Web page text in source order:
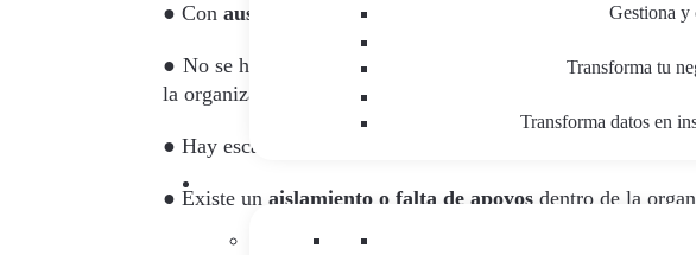
Gestiona y
Transforma tu
Transforma datos en
● Con ausencia de estrategias digitales definidas: el valor
● No se ha dado suficiente valor al departamento
la organización
● Hay escasos
● Existe un aislamiento o falta de apoyos dentro de la